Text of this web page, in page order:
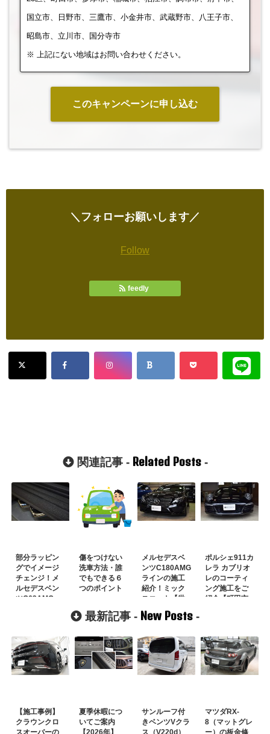
国立市、日野市、三鷹市、小金井市、武蔵野市、八王子市、
昭島市、立川市、国分寺市
※ 上記にない地域はお問い合わせください。
このキャンペーンに申し込む
＼フォローお願いします／
Follow
feedly
関連記事 - Related Posts-
部分ラッピン
グでイメージ
チェンジ！メ
ルセデスベン
ツG63AMG
傷をつけない
洗車方法・誰
でもできる６
つのポイント
メルセデスベ
ンツC180AMG
ラインの施工
紹介！ミック
スコート【世
田谷区のB様】
ポルシェ911カ
レラ カブリオ
レのコーティ
ング施工をご
紹介【町田市
最新記事 - New Posts -
【施工事例】
クラウンクロ
スオーバーの
夏季休暇につ
いてご案内
【2026年】
サンルーフ付
きベンツVクラ
ス（V220d）
マツダRX-
8（マットグレ
ー）の板金修